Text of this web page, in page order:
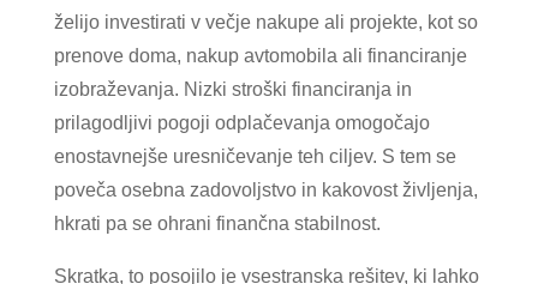
želijo investirati v večje nakupe ali projekte, kot so
prenove doma, nakup avtomobila ali financiranje
izobraževanja. Nizki stroški financiranja in
prilagodljivi pogoji odplačevanja omogočajo
enostavnejše uresničevanje teh ciljev. S tem se
poveča osebna zadovoljstvo in kakovost življenja,
hkrati pa se ohrani finančna stabilnost.
Skratka, to posojilo je vsestranska rešitev, ki lahko